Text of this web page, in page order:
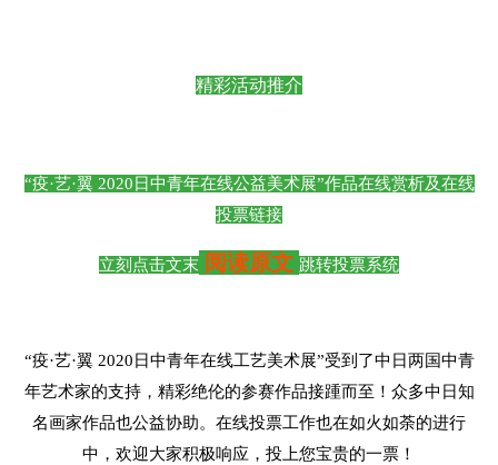
精彩活动推介
“疫·艺·翼 2020日中青年在线公益美术展”作品在线赏析及在线
投票链接
立刻点击文末 阅读原文 跳转投票系统
“疫·艺·翼 2020日中青年在线工艺美术展”受到了中日两国中青
年艺术家的支持，精彩绝伦的参赛作品接踵而至！ 众多中日知
名画家作品也公益协助。 在线投票工作也在如火如荼的进行
中，欢迎大家积极响应，投上您宝贵的一票！